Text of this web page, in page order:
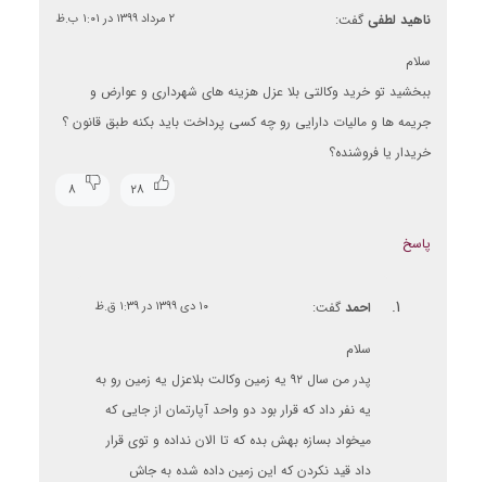
ناهید لطفی گفت: ۲ مرداد ۱۳۹۹ در ۱:۰۱ ب.ظ
سلام
ببخشید تو خرید وکالتی بلا عزل هزینه های شهرداری و عوارض و
جریمه ها و مالیات دارایی رو چه کسی پرداخت باید بکنه طبق قانون ؟
خریدار یا فروشنده؟
۲۸
۸
پاسخ
احمد گفت: ۱۰ دی ۱۳۹۹ در ۱:۳۹ ق.ظ
سلام
پدر من سال ۹۲ یه زمین وکالت بلاعزل یه زمین رو به
یه نفر داد که قرار بود دو واحد آپارتمان از جایی که
میخواد بسازه بهش بده که تا الان نداده و توی قرار
داد قید نکردن که این زمین داده شده به جاش